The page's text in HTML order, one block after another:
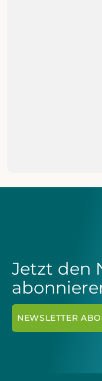
Jetzt den
NEWSLETTER